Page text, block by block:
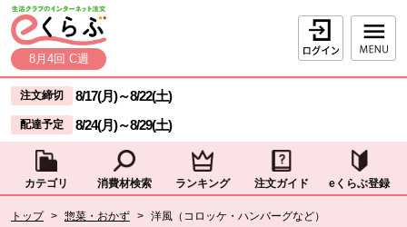
ページの先頭です。
本文へジャンプする。
8月4回 C週
ログイン
ここからサイト内共通メニューです。
サイト内共通メニューをスキップする
注文締切 8/17(月)～8/22(土)
配達予定 8/24(月)～8/29(土)
カテゴリ 消費材検索 ランキング 注文ガイド eくらぶ登録
トップ > 惣菜・おかず > 洋風（コロッケ・ハンバーグなど）